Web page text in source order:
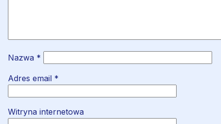
Nazwa *
Adres email *
Witryna internetowa